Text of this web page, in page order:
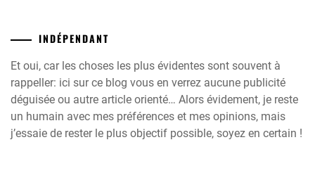
INDÉPENDANT
Et oui, car les choses les plus évidentes sont souvent à
rappeller: ici sur ce blog vous en verrez aucune publicité
déguisée ou autre article orienté… Alors évidement, je reste
un humain avec mes préférences et mes opinions, mais
j’essaie de rester le plus objectif possible, soyez en certain !